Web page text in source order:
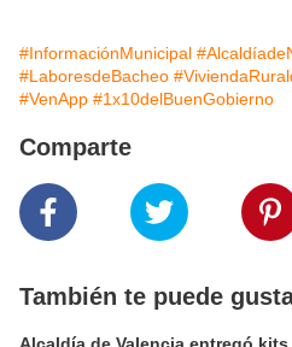
#InformaciónMunicipal
#LaboresdeBacheo
#VenApp #1x10delBuenGobierno
Comparte
También te puede